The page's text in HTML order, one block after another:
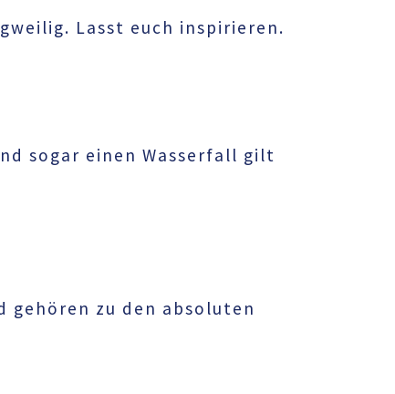
Lasst euch inspirieren.
sogar einen Wasserfall gilt
gehören zu den absoluten